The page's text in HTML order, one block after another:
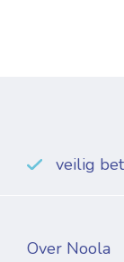
veilig
Over Noola